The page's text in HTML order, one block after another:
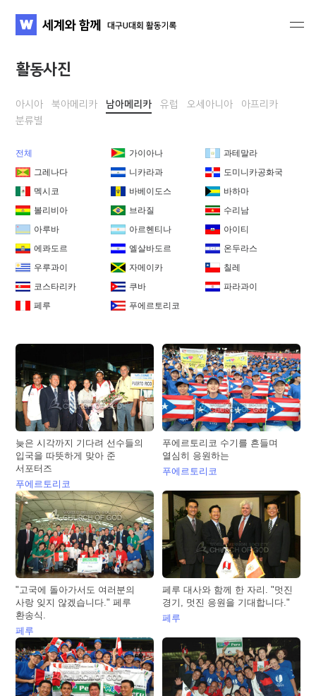
WATV세계와 함께 대구U대회 활동기록
활동사진
아시아 북아메리카 남아메리카 유럽 오세아니아
아프리카
분류별
전체 가이아나
과테말라
그레나다
니카라과
도미니카공화국
멕시코
바베이도스
바하마
볼리비아
브라질
수리남
아루바
아르헨티나
아이티
에콰도르
엘살바도르
온두라스
우루과이
자메이카
칠레
코스타리카
쿠바
파라과이
페루
푸에르토리코
늦은 시각까지 기다려 선수들의
입국을 따뜻하게 맞아 준
서포터즈
푸에르토리코
푸에르토리코 수기를 흔들며
열심히 응원하는
푸에르토리코
"고국에 돌아가서도 여러분의
사랑 잊지 않겠습니다." 페루
환송식.
페루
페루 대사와 함께 한 자리. "멋진
경기, 멋진 응원을 기대합니다."
페루